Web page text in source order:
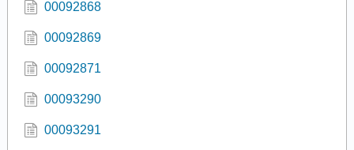
00092868
00092869
00092871
00093290
00093291